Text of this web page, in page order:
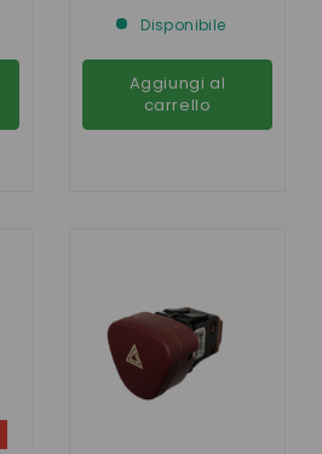
Disponibile
Aggiungi al
carrello